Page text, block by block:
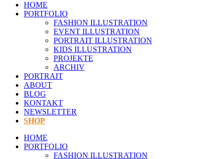
HOME
PORTFOLIO
FASHION ILLUSTRATION
EVENT ILLUSTRATION
PORTRAIT ILLUSTRATION
KIDS ILLUSTRATION
PROJEKTE
ARCHIV
PORTRAIT
ABOUT
BLOG
KONTAKT
NEWSLETTER
SHOP
HOME
PORTFOLIO
FASHION ILLUSTRATION